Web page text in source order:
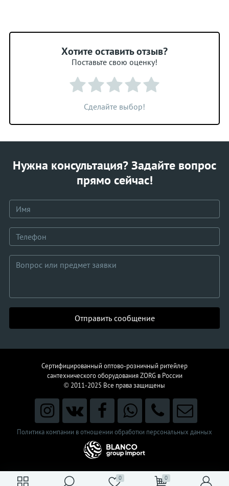
0 0
Хотите оставить отзыв?
Поставьте свою оценку!
Сделайте выбор!
Нужна консультация? Задайте вопрос
прямо сейчас!
Отправить сообщение
Сертифицированный оптово-розничный ритейлер
сантехническогооборудованияZORG в России
© 2011-2025 Все права защищены
Политика компании в отношении обработки персональных данных